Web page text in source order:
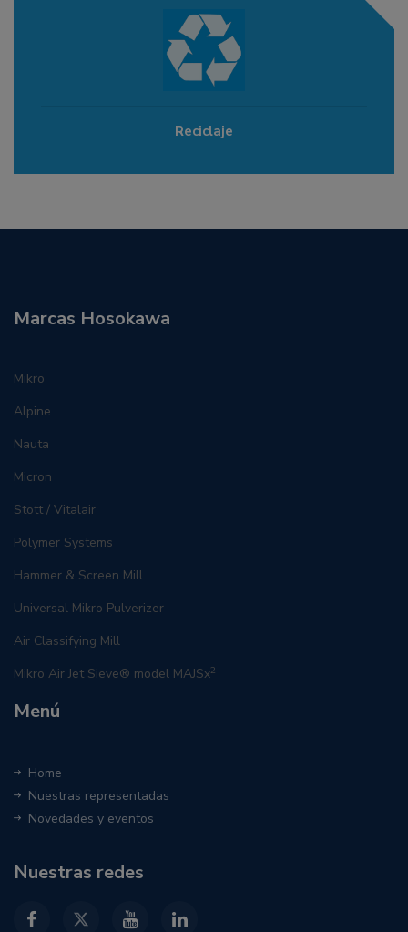
Reciclaje
Marcas Hosokawa
Mikro
Alpine
Nauta
Micron
Stott / Vitalair
Polymer Systems
Hammer & Screen Mill
Universal Mikro Pulverizer
Air Classifying Mill
Mikro Air Jet Sieve® model MAJSx2
Menú
Home
Nuestras representadas
Novedades y eventos
Nuestras redes